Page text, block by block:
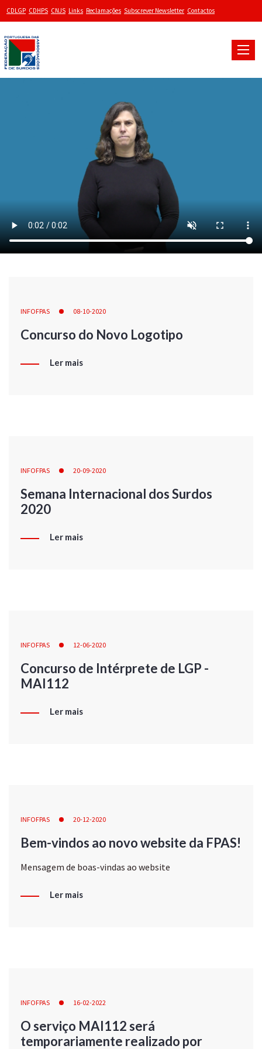
CDLGP CDHPS CNJS Links Reclamações Subscrever Newsletter Contactos
Toggle
INFOFPAS 08-10-2020
Concurso do Novo Logotipo
Ler mais
INFOFPAS 20-09-2020
Semana Internacional dos Surdos
2020
Ler mais
INFOFPAS 12-06-2020
Concurso de Intérprete de LGP -
MAI112
Ler mais
INFOFPAS 20-12-2020
Bem-vindos ao novo website da FPAS!
Mensagem de boas-vindas ao website
Ler mais
INFOFPAS 16-02-2022
O serviço MAI112 será
temporariamente realizado por